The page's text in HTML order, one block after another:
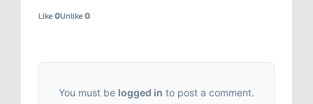
Like0Unlike0
You must be logged in to post a comment.